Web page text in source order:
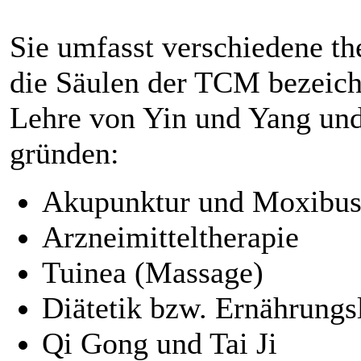
Sie umfasst verschiedene
die Säulen der TCM
Lehre von Yin und Yang
gründen:
Akupunktur und
Arzneimitteltherapie
Tuinea (Massage)
Diätetik bzw.
Qi Gong und Tai Ji